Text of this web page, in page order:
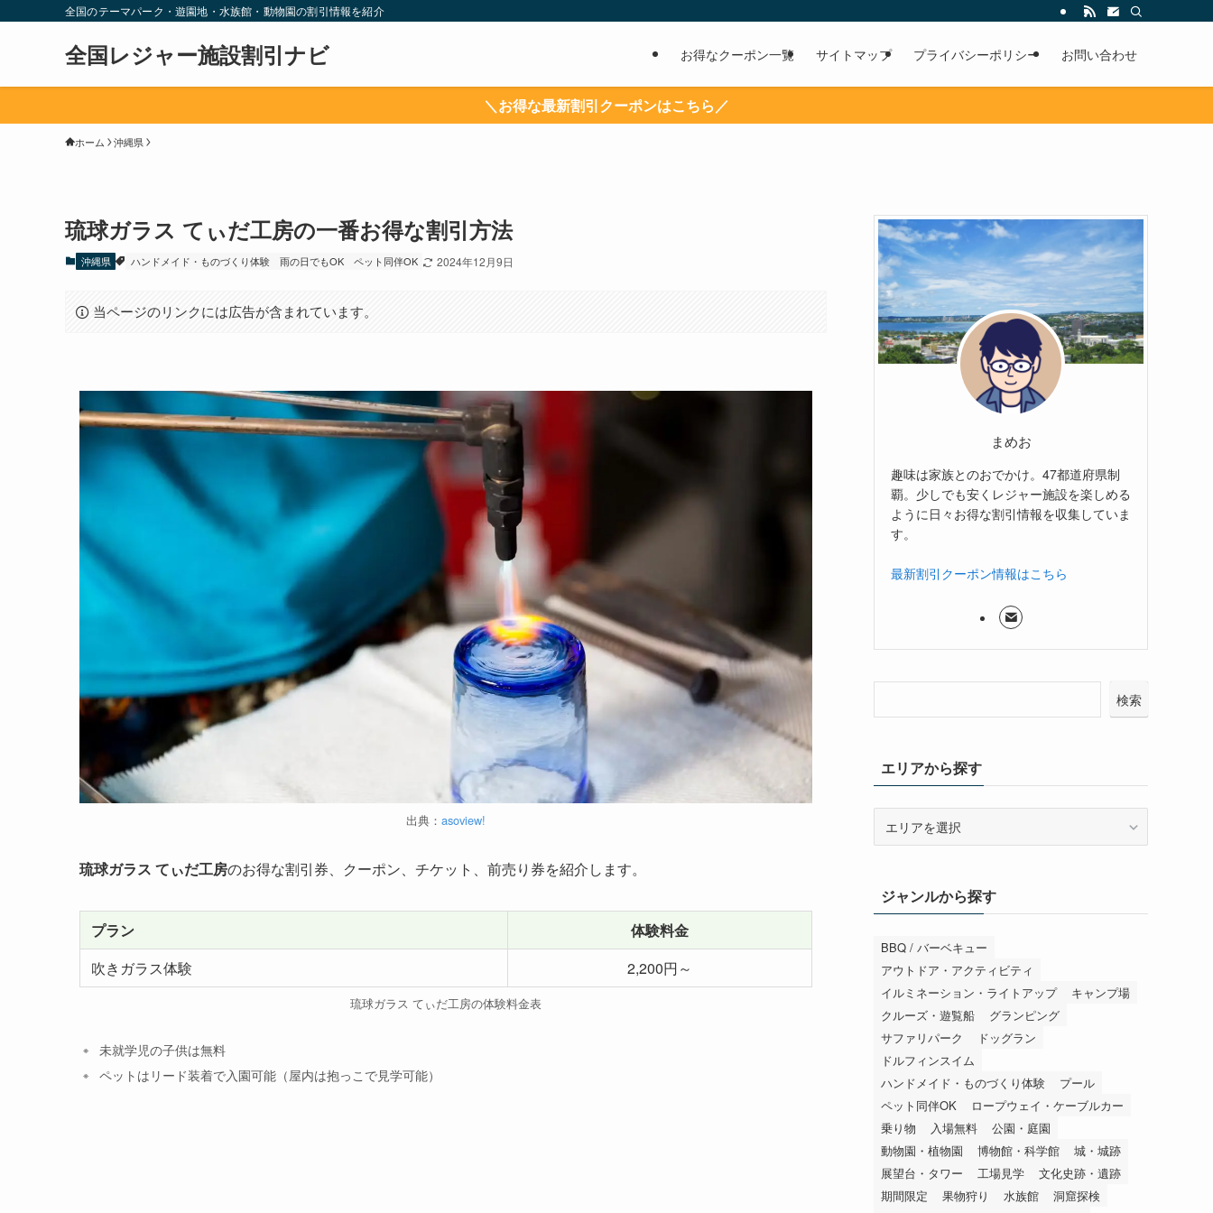
全国のテーマパーク・遊園地・水族館・動物園の割引情報を紹介
全国レジャー施設割引ナビ お得なクーポン一覧 サイトマップ プライバシーポリシー お問い合わせ
＼お得な最新割引クーポンはこちら／
ホーム 沖縄県
琉球ガラス てぃだ工房の一番お得な割引方法
沖縄県 ハンドメイド・ものづくり体験 雨の日でもOK ペット同伴OK 2024年12月9日
当ページのリンクには広告が含まれています。
出典： asoview!
琉球ガラス てぃだ工房のお得な割引券、クーポン、チケット、前売り券を紹介します。
プラン
体験料金
吹きガラス体験
2,200円～
琉球ガラス てぃだ工房の体験料金表
未就学児の子供は無料
ペットはリード装着で入園可能（屋内は抱っこで見学可能）
まめお
趣味は家族とのおでかけ。47都道府県制
覇。少しでも安くレジャー施設を楽しめる
ように日々お得な割引情報を収集していま
す。
最新割引クーポン情報はこちら
検索
エリアから探す
ら
探
ジャンルから探す
BBQ / バーベキュー
アウトドア・アクティビティ
イルミネーション・ライトアップ
キャンプ場
クルーズ・遊覧船
グランピング
サファリパーク
ドッグラン
ドルフィンスイム
ハンドメイド・ものづくり体験
プール
ペット同伴OK
ロープウェイ・ケーブルカー
乗り物
入場無料
公園・庭園
動物園・植物園
博物館・科学館
城・城跡
展望台・タワー
工場見学
文化史跡・遺跡
期間限定
果物狩り 水族館
洞窟探検